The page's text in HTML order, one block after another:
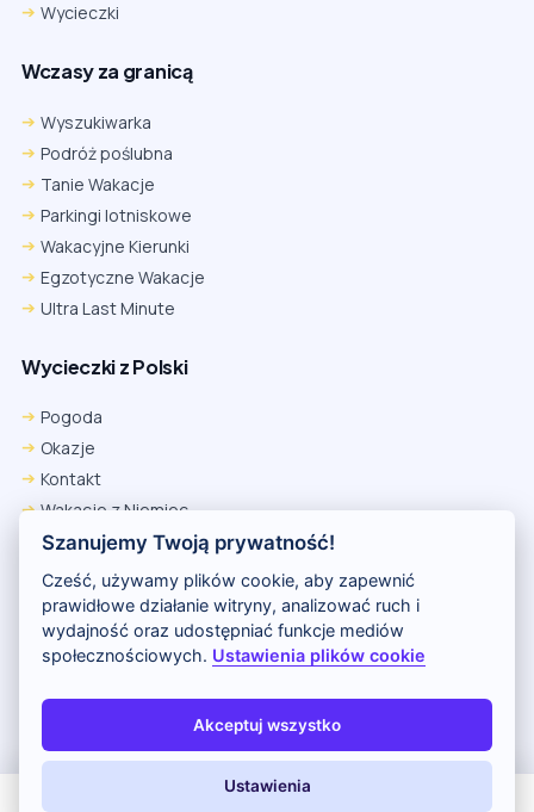
Wycieczki
Wczasy za granicą
Wyszukiwarka
Podróż poślubna
Tanie Wakacje
Parkingi lotniskowe
Wakacyjne Kierunki
Egzotyczne Wakacje
Ultra Last Minute
Wycieczki z Polski
Pogoda
Okazje
Kontakt
Wakacje z Niemiec
Polityka Prywatności
Wakacje w Egipcie
Rankingi hoteli
Kontakt i reklama
Polityka prywatności
Copyright (c) 2026 Odkryj Wakacje
Szanujemy Twoją prywatność!
Cześć, używamy plików cookie, aby zapewnić
prawidłowe działanie witryny, analizować ruch i
wydajność oraz udostępniać funkcje mediów
społecznościowych. Ustawienia plików cookie
Akceptuj wszystko
Ustawienia